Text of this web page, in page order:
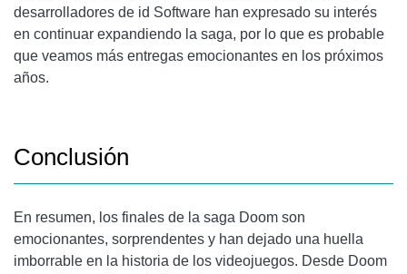
desarrolladores de id Software han expresado su interés
en continuar expandiendo la saga, por lo que es probable
que veamos más entregas emocionantes en los próximos
años.
Conclusión
En resumen, los finales de la saga Doom son
emocionantes, sorprendentes y han dejado una huella
imborrable en la historia de los videojuegos. Desde Doom